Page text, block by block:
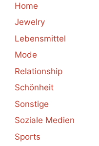
Home
Jewelry
Lebensmittel
Mode
Relationship
Schönheit
Sonstige
Soziale Medien
Sports